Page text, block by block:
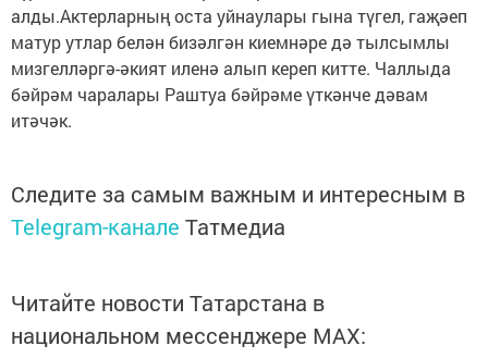
алды.Актерларның оста уйнаулары гына түгел, гаҗәеп
матур утлар белән бизәлгән киемнәре дә тылсымлы
мизгелләргә-әкият иленә алып кереп китте. Чаллыда
бәйрәм чаралары Раштуа бәйрәме үткәнче дәвам
итәчәк.
Следите за самым важным и интересным в
Telegram-канале Татмедиа
Читайте новости Татарстана в
национальном мессенджере MАХ: